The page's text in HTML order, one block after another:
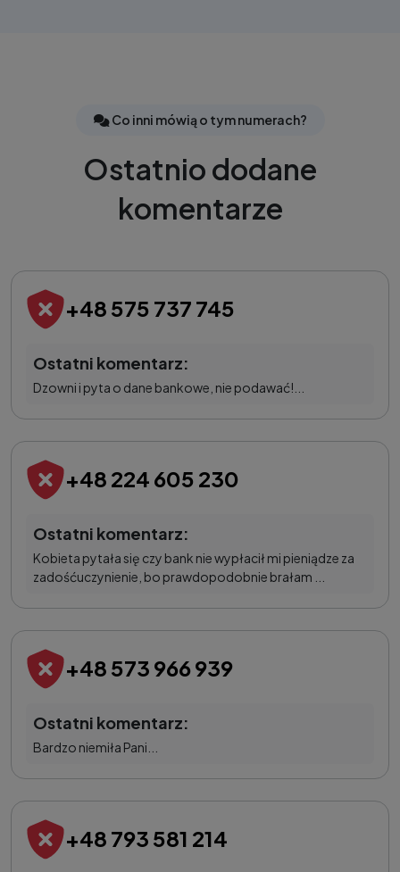
Co inni mówią o tym numerach?
Ostatnio dodane
komentarze
+48 575 737 745
Ostatni komentarz:
Dzowni i pyta o dane bankowe, nie podawać!...
+48 224 605 230
Ostatni komentarz:
Kobieta pytała się czy bank nie wypłacił mi pieniądze za
zadośćuczynienie, bo prawdopodobnie brałam ...
+48 573 966 939
Ostatni komentarz:
Bardzo niemiła Pani...
+48 793 581 214